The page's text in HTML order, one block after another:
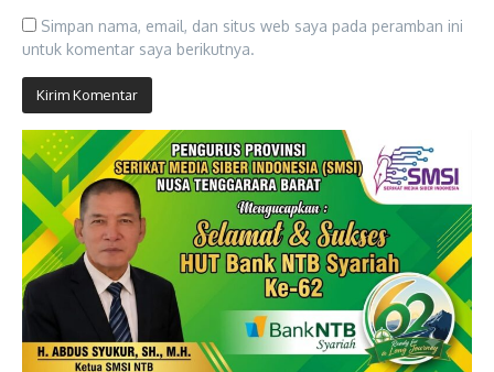
Simpan nama, email, dan situs web saya pada peramban ini
untuk komentar saya berikutnya.